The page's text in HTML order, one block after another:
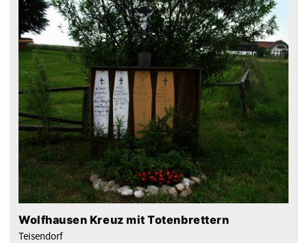
Wolfhausen Kreuz mit Totenbrettern
Teisendorf